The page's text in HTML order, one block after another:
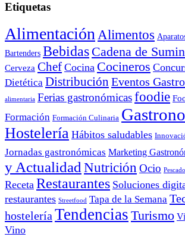
Etiquetas
AlimentaciónAlimentos
Bartenders Bebidas Cadena de
Cerveza Chef Cocina Cocineros
Dietética Distribución Eventos
alimentaria Ferias gastronómicasfoodie
Formación Formación Culinaria
Hostelería Hábitos saludables
Jornadas gastronómicas Marketing
y ActualidadNutrición Ocio
Receta Restaurantes Soluciones
restaurantes Streetfood Tapa de la Semana
hosteleríaTendencias Turismo
Vino